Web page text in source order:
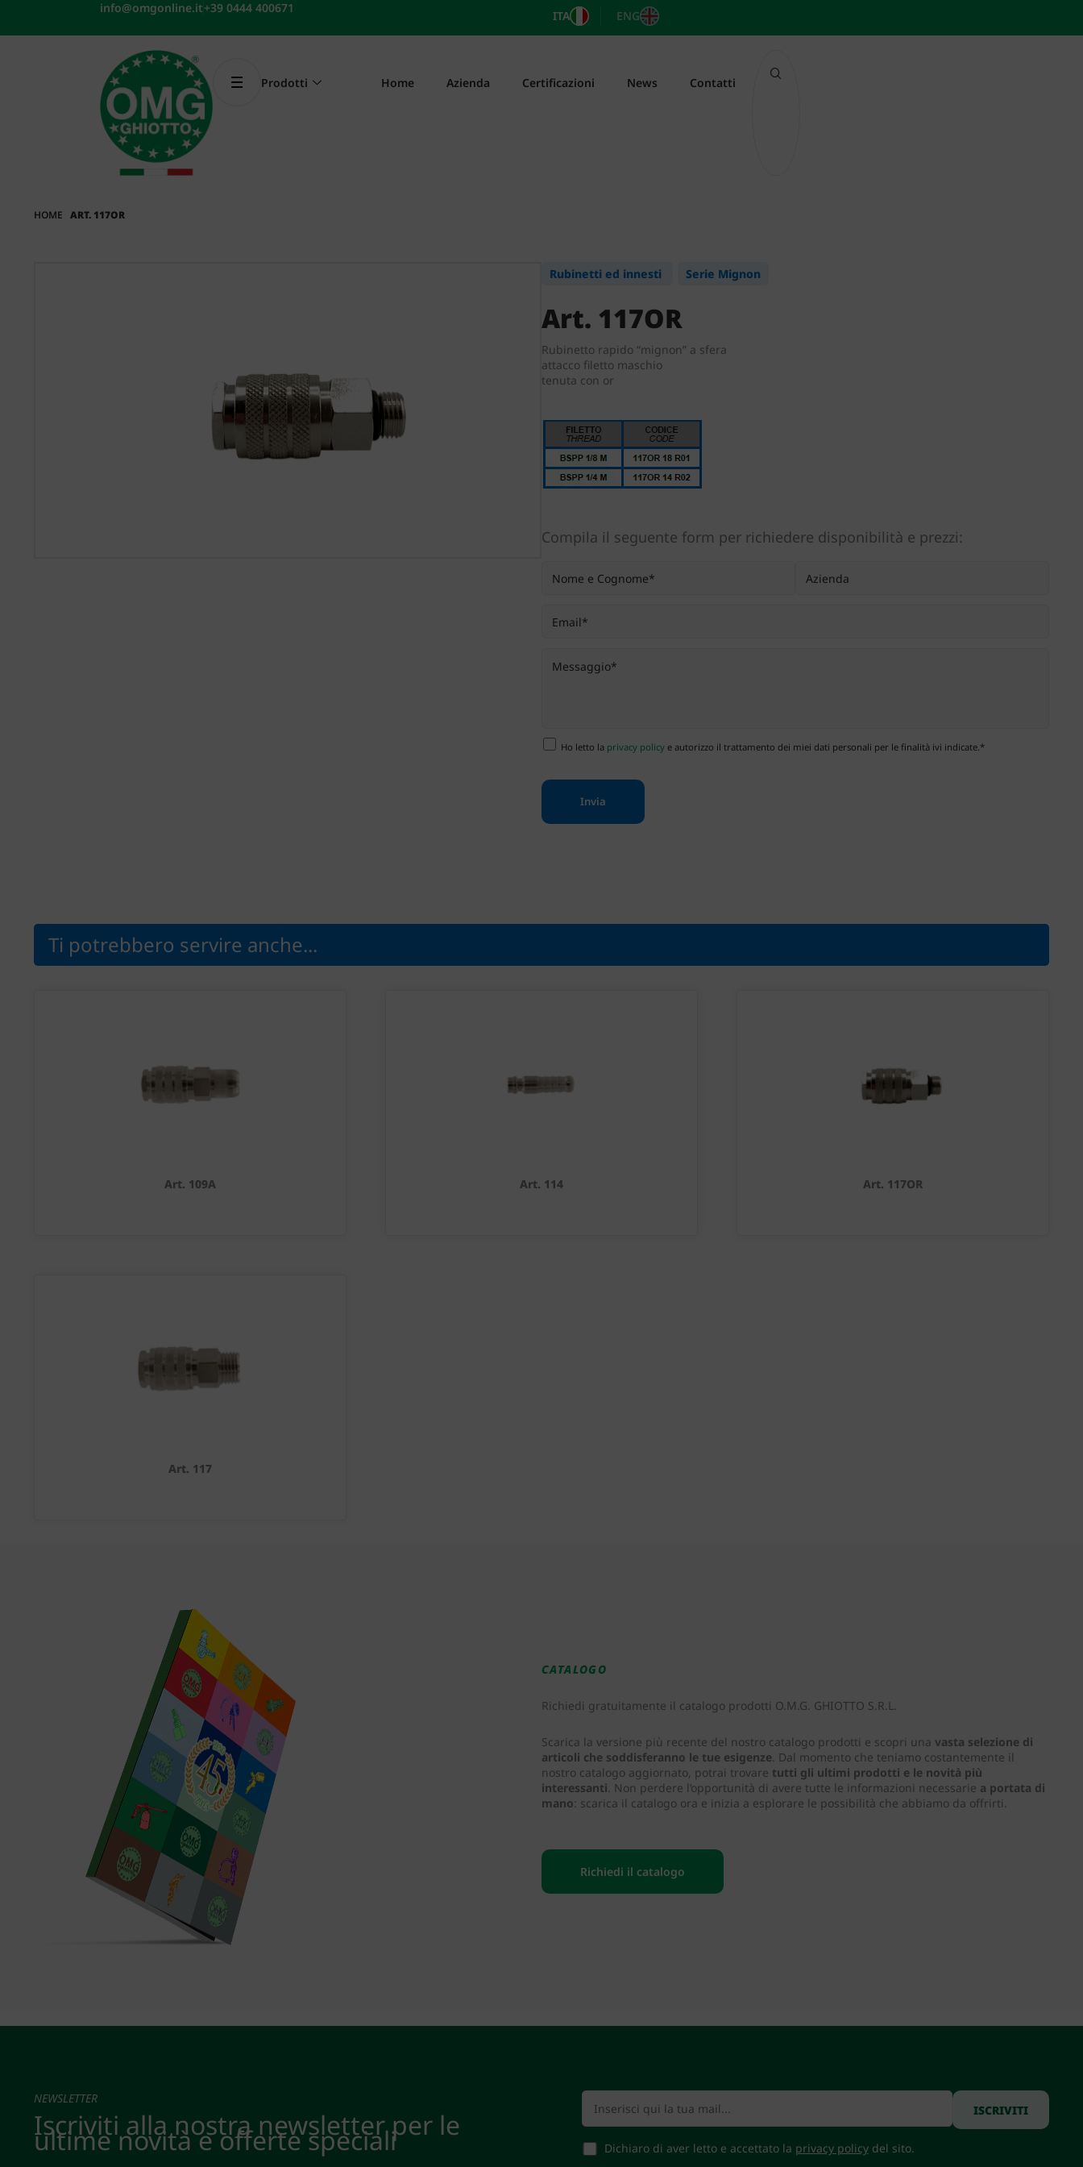
contenuto
info@omgonline.it+39 0444 400671
ITA ENG
Prodotti Home Azienda Certificazioni News Contatti
HOME ART. 117OR
Rubinetti ed innesti Serie Mignon
Art. 117OR
Rubinetto rapido “mignon” a sfera
attacco filetto maschio
tenuta con or
Compila il seguente form per richiedere disponibilità e prezzi:
Ho letto la privacy policye autorizzo il trattamento dei miei dati personali per le finalità ivi indicate.*
Ti potrebbero servire anche...
Art. 109A Art. 114 Art. 117OR
Art. 117
CATALOGO
Richiedi gratuitamente il catalogo prodotti O.M.G. GHIOTTO S.R.L.
Scarica la versione più recente del nostro catalogo prodotti e scopri una vasta selezione di
articoli che soddisferanno le tue esigenze. Dal momento che teniamo costantemente il
nostro catalogo aggiornato, potrai trovare tutti gli ultimi prodotti e le novità più
interessanti. Non perdere l’opportunità di avere tutte le informazioni necessarie a portata di
mano: scarica il catalogo ora e inizia a esplorare le possibilità che abbiamo da offrirti.
Richiedi il catalogo
NEWSLETTER
Iscriviti alla nostra newsletter per le
ultime novità e offerte speciali Dichiaro di aver letto e accettato la privacy policydel sito.